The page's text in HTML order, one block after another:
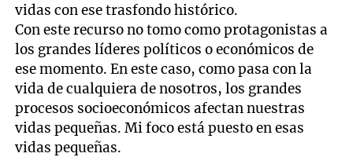
vidas con ese trasfondo histórico.
Con este recurso no tomo como protagonistas a
los grandes líderes políticos o económicos de
ese momento. En este caso, como pasa con la
vida de cualquiera de nosotros, los grandes
procesos socioeconómicos afectan nuestras
vidas pequeñas. Mi foco está puesto en esas
vidas pequeñas.